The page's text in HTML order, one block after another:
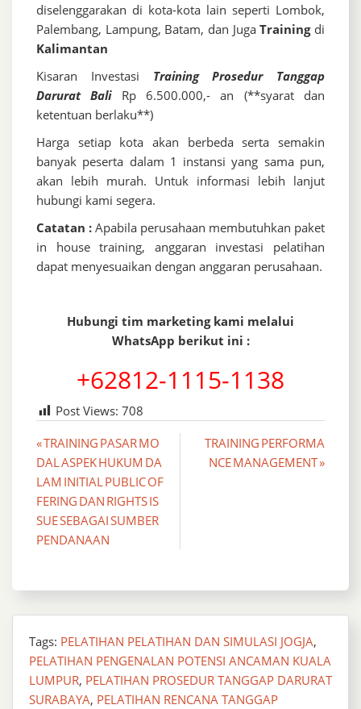
diselenggarakan di kota-kota lain seperti Lombok,
Palembang, Lampung, Batam, dan JugaTrainingdi
Kalimantan
Kisaran Investasi
Training Prosedur Tanggap
Darurat Bali
Rp 6.500.000,- an (**syarat dan
ketentuan berlaku**)
Harga setiap kota akan berbeda serta semakin
banyak peserta dalam 1 instansi yang sama pun,
akan lebih murah. Untuk informasi lebih lanjut
hubungi kami segera.
Catatan : Apabila perusahaan membutuhkan paket
in house training, anggaran investasi pelatihan
dapat menyesuaikan dengan anggaran perusahaan.
Hubungi tim marketing kami melalui
WhatsApp berikut ini :
+62812-1115-1138
Post Views: 708
Post
navigation
« TRAINING PASAR MO
DAL ASPEK HUKUM DA
LAM INITIAL PUBLIC OF
FERING DAN RIGHTS IS
SUE SEBAGAI SUMBER
PENDANAAN
TRAINING PERFORMA
NCE MANAGEMENT »
Tags: PELATIHAN PELATIHAN DAN SIMULASI JOGJA,
PELATIHAN PENGENALAN POTENSI ANCAMAN KUALA
LUMPUR, PELATIHAN PROSEDUR TANGGAP DARURAT
SURABAYA, PELATIHAN RENCANA TANGGAP